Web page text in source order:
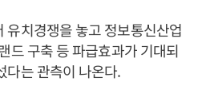
유치경쟁을 놓고 정보통신산업
드 구축 등 파급효과가 기대되
다는 관측이 나온다.